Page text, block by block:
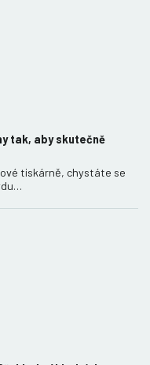
tak, aby skutečně
tiskárně, chystáte se